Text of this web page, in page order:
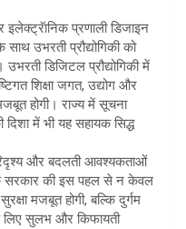
प्रणाली डिजाइन
उभरती प्रौद्योगिकी को
डिजिटल प्रौद्योगिकी में
शिक्षा जगत, उद्योग और
होगी। राज्य में सूचना
दिशा में भी यह सहायक सिद्ध
और बदलती आवश्यकताओं
सरकार की इस पहल से न केवल
मजबूत होगी, बल्कि दुर्गम
लिए सुलभ और किफायती